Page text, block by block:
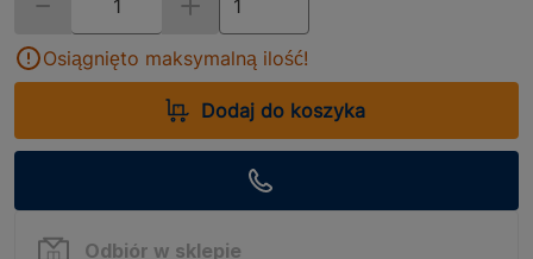
Osiągnięto maksymalną ilość!
Dodaj do koszyka
Odbiór w sklepie